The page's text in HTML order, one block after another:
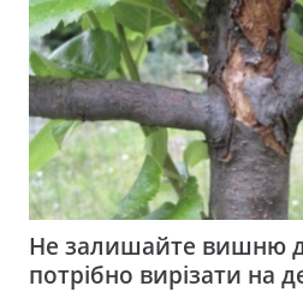
Не залишайте вишню
потрібно вирізати на